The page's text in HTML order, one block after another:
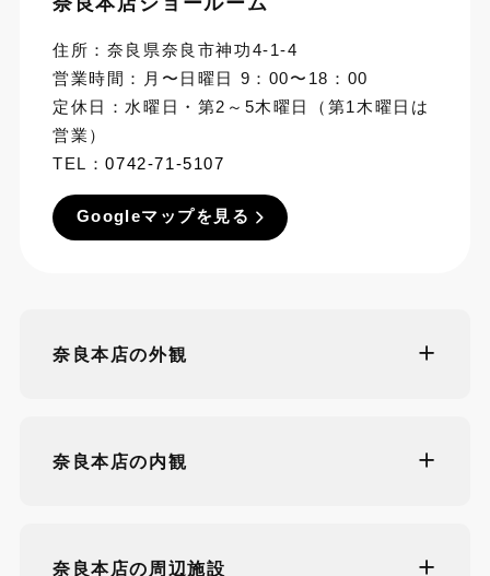
住所：奈良県奈良市神功4-1-4
営業時間：月〜日曜日 9：00〜18：00
定休日：水曜日・第2～5木曜日（第1木曜日は
営業）
TEL：0742-71-5107
Googleマップを見る
奈良本店の外観
奈良本店の内観
奈良本店の周辺施設